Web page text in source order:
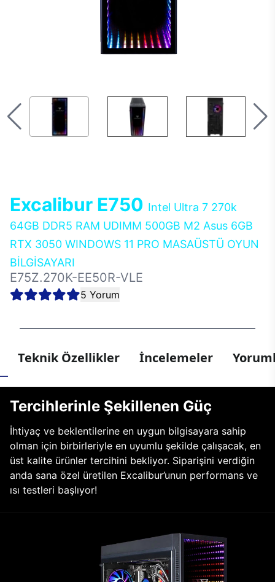
Excalibur E750 Intel Ultra 7 270k
64GB DDR5 RAM UDIMM 500GB M2 Asus 6GB
RTX 3050 WINDOWS 11 PRO MASAÜSTÜ OYUN
BİLGİSAYARI
E75Z.270K-EE50R-VLE
5 Yorum
Teknik Özellikler İncelemeler
Tercihlerinle Şekillenen Güç
İhtiyaç ve beklentilerine en uygun bilgisayara sahip
olman için birbirleriyle en uyumlu şekilde çalışacak, en
üst kalite ürünler tercihini bekliyor. Siparişini verdiğin
anda sana özel üretilen Excalibur’unun performans ve
ısı testleri başlıyor!